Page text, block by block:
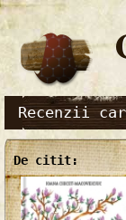
Recenzii
De citit: